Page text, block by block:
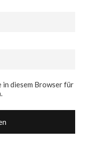
in diesem Browser für